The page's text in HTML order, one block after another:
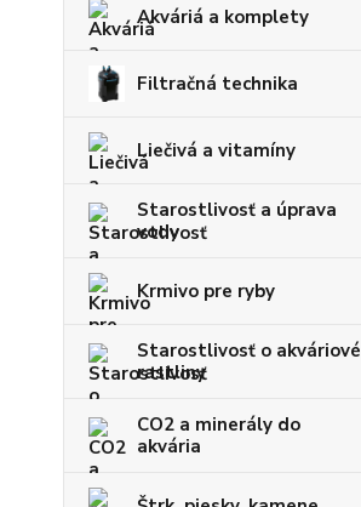
Akváriá a komplety
Filtračná technika
Liečivá a vitamíny
Starostlivosť a úprava
vody
Krmivo pre ryby
Starostlivosť o akváriové
rastliny
CO2 a minerály do
akvária